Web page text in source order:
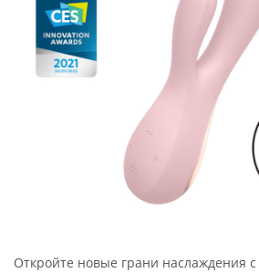
Откройте новые грани наслаждения с